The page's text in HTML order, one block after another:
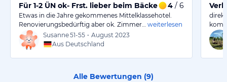
Für 1-2 ÜN ok- Frst. lieber beim Bäcker 4 / 6
Etwas in die Jahre gekommenes Mittelklassehotel.
Renovierungsbedürftig aber ok. Zimmer…
weiterlesen
Susanne51-55 • August 2023
Aus Deutschland
Alle Bewertungen (9)